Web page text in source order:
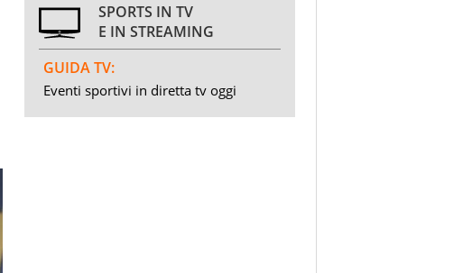
SPORTS IN TV
E IN STREAMING
GUIDA TV:
Eventi sportivi in diretta tv oggi